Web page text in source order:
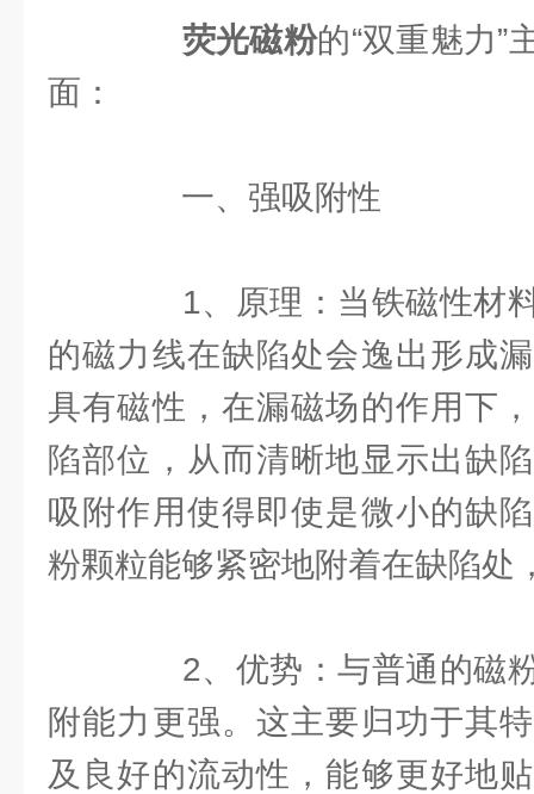
荧光磁粉的“双重魅力”
面：
一、强吸附性
1、原理：当铁磁性材料
的磁力线在缺陷处会逸出形成
具有磁性，在漏磁场的作用下
陷部位，从而清晰地显示出缺
吸附作用使得即使是微小的缺
粉颗粒能够紧密地附着在缺陷处
2、优势：与普通的磁粉
附能力更强。这主要归功于其
及良好的流动性，能够更好地